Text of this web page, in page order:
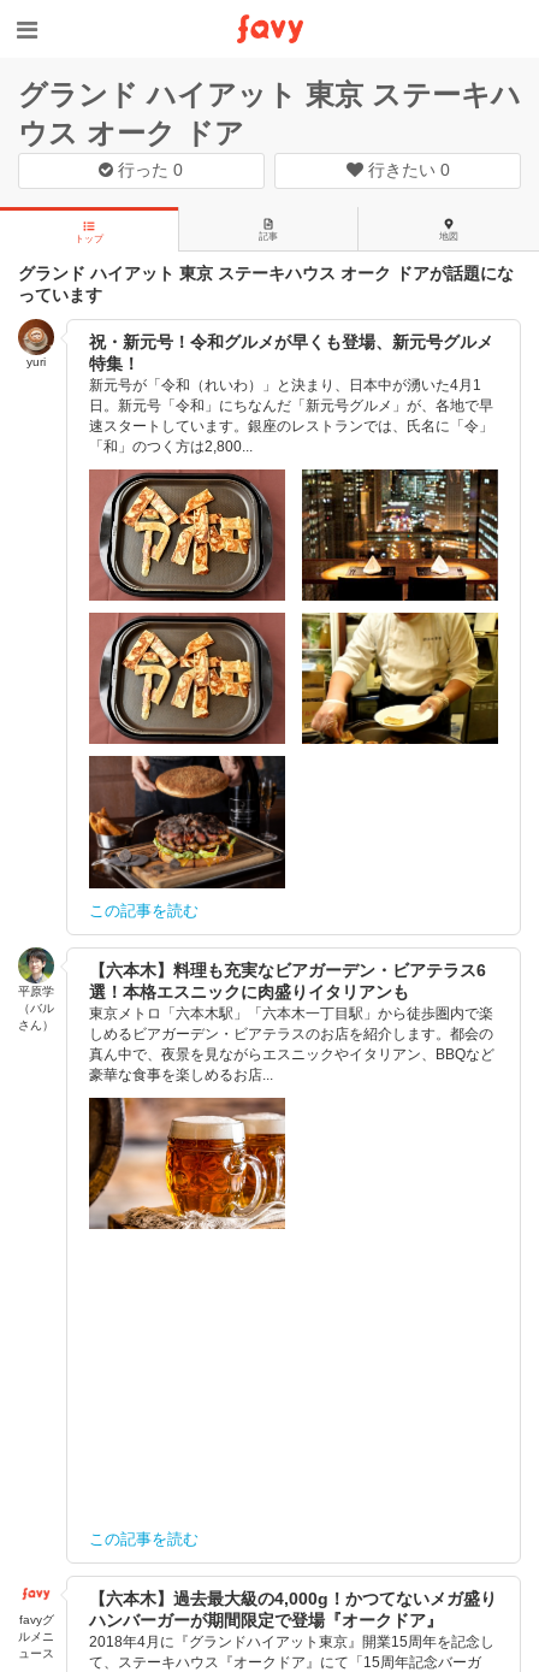
グランド ハイアット 東京 ステーキハ
ウス オーク ドア
行った0 行きたい 0
トップ 記事 地図
グランド ハイアット 東京 ステーキハウス オーク ドアが話題にな
っています
yuri
祝・新元号！令和グルメが早くも登場、新元号グルメ
特集！
新元号が「令和（れいわ）」と決まり、日本中が湧いた4月1
日。新元号「令和」にちなんだ「新元号グルメ」が、各地で早
速スタートしています。銀座のレストランでは、氏名に「令」
「和」のつく方は2,800...
この記事を読む
平原学
（バル
さん）
【六本木】料理も充実なビアガーデン・ビアテラス6
選！本格エスニックに肉盛りイタリアンも
東京メトロ「六本木駅」「六本木一丁目駅」から徒歩圏内で楽
しめるビアガーデン・ビアテラスのお店を紹介します。都会の
真ん中で、夜景を見ながらエスニックやイタリアン、BBQなど
豪華な食事を楽しめるお店...
この記事を読む
favyグ
ルメニ
ュース
【六本木】過去最大級の4,000g！かつてないメガ盛り
ハンバーガーが期間限定で登場『オークドア』
2018年4月に『グランドハイアット東京』開業15周年を記念し
て、ステーキハウス『オークドア』にて「15周年記念バーガ